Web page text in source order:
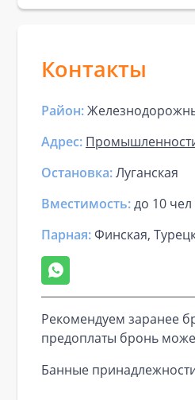
Контакты
Район:
Адрес:
Остановка:Луганская
Вместимость:до 10 чел
Парная:Финская,
Рекомендуем заранее
предоплаты бронь
Банные